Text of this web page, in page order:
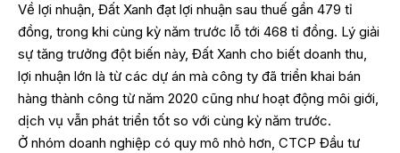
Về lợi nhuận, Đất Xanh đạt lợi nhuận sau thuế gần 479 tỉ
đồng, trong khi cùng kỳ năm trước lỗ tới 468 tỉ đồng. Lý giải
sự tăng trưởng đột biến này, Đất Xanh cho biết doanh thu,
lợi nhuận lớn là từ các dự án mà công ty đã triển khai bán
hàng thành công từ năm 2020 cũng như hoạt động môi giới,
dịch vụ vẫn phát triển tốt so với cùng kỳ năm trước.
Ở nhóm doanh nghiệp có quy mô nhỏ hơn, CTCP Đầu tư